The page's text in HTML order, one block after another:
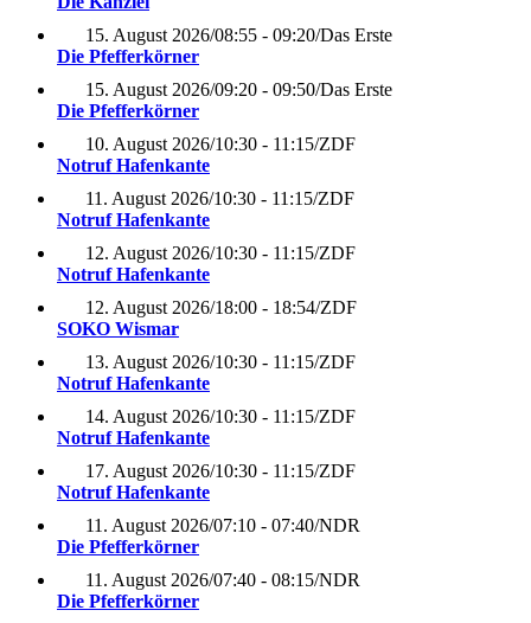
15. August 2026/08:55 - 09:20/Das Erste
Die Pfefferkörner
15. August 2026/09:20 - 09:50/Das Erste
Die Pfefferkörner
10. August 2026/10:30 - 11:15/ZDF
Notruf Hafenkante
11. August 2026/10:30 - 11:15/ZDF
Notruf Hafenkante
12. August 2026/10:30 - 11:15/ZDF
Notruf Hafenkante
12. August 2026/18:00 - 18:54/ZDF
SOKO Wismar
13. August 2026/10:30 - 11:15/ZDF
Notruf Hafenkante
14. August 2026/10:30 - 11:15/ZDF
Notruf Hafenkante
17. August 2026/10:30 - 11:15/ZDF
Notruf Hafenkante
11. August 2026/07:10 - 07:40/NDR
Die Pfefferkörner
11. August 2026/07:40 - 08:15/NDR
Die Pfefferkörner